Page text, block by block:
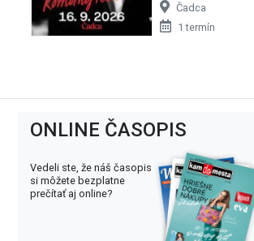
Čadca
1 termín
ONLINE ČASOPIS
Vedeli ste, že náš časopis
si môžete bezplatne
prečítať aj online?